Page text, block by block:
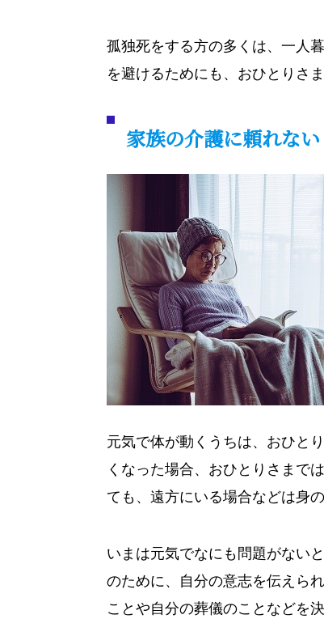
孤独死をする方の多くは、一人
を避けるためにも、おひとりさ
家族の介護に頼れない
元気で体が動くうちは、おひと
くなった場合、おひとりさまで
ても、遠方にいる場合などは身
いまは元気でなにも問題がない
のために、自分の意志を伝えら
ことや自分の葬儀のことなどを